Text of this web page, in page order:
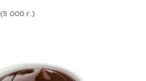
(5 000 г.)